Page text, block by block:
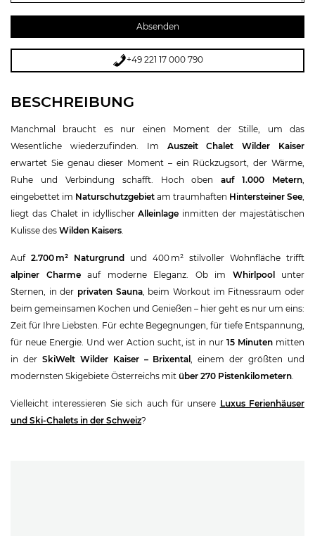
+49 221 17 000 790
BESCHREIBUNG
Manchmal braucht es nur einen Moment der Stille, um das
Wesentliche wiederzufinden. Im Auszeit Chalet Wilder Kaiser
erwartet Sie genau dieser Moment – ein Rückzugsort, der Wärme,
Ruhe und Verbindung schafft. Hoch obenauf 1.000 Metern
eingebettet im Naturschutzgebiet am traumhaften Hintersteiner See
liegt das Chalet in idyllischerAlleinlage inmitten der majestätischen
Kulisse des Wilden Kaisers
Auf 2.700 m² Naturgrund und 400 m² stilvoller Wohnfläche trifft
alpiner Charmeauf moderne Eleganz. Ob im Whirlpoolunter
Sternen, in der privaten Sauna, beim Workout im Fitnessraum oder
beim gemeinsamen Kochen und Genießen – hier geht es nur um eins:
Zeit für Ihre Liebsten. Für echte Begegnungen, für tiefe Entspannung,
für neue Energie. Und wer Action sucht, ist in nur15 Minuten mitten
in der SkiWelt Wilder Kaiser – Brixental , einem der größten und
modernsten Skigebiete Österreichs mit über 270 Pistenkilometern
Vielleicht interessieren Sie sich auch für unsere Luxus Ferienhäuser
und Ski-Chalets in der Schweiz?